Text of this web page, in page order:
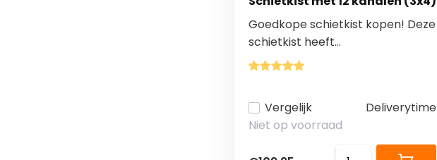
Goedkope schietkist kopen! Deze
schietkist heeft...
Vergelijk
Deliverytime
Niet op voorraad